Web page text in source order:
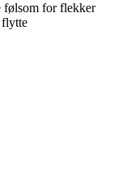
følsom for flekker
flytte